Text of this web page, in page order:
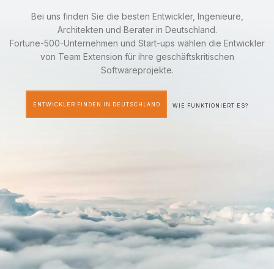
Bei uns finden Sie die besten Entwickler, Ingenieure,
Architekten und Berater in Deutschland.
Fortune-500-Unternehmen und Start-ups wählen die Entwickler
von Team Extension für ihre geschäftskritischen
Softwareprojekte.
ENTWICKLER FINDEN IN DEUTSCHLAND WIE FUNKTIONIERT ES?